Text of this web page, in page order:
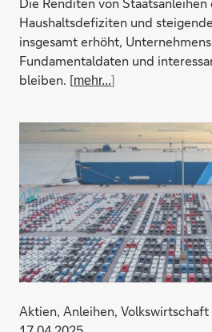
Haushaltsdefiziten und
insgesamt erhöht,
Fundamentaldaten und
bleiben. [mehr...]
Aktien, Anleihen,